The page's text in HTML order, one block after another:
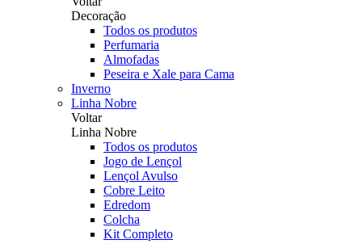
Decoração
Todos os produtos
Perfumaria
Almofadas
Peseira e Xale para Cama
Inverno
Linha Nobre
Voltar
Linha Nobre
Todos os produtos
Jogo de Lençol
Lençol Avulso
Cobre Leito
Edredom
Colcha
Kit Completo